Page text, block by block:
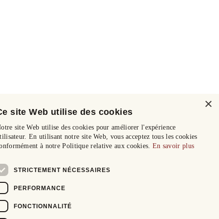
×
site Web utilise des cookies
site Web utilise des cookies pour améliorer l'expérience
En utilisant notre site Web, vous acceptez tous les cookies
à notre Politique relative aux cookies. En savoir plus
STRICTEMENT NÉCESSAIRES
PERFORMANCE
FONCTIONNALITÉ